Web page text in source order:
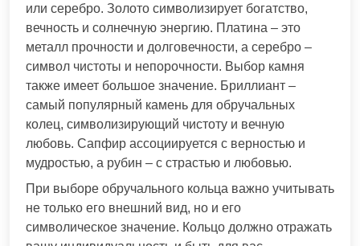
или серебро. Золото символизирует богатство,
вечность и солнечную энергию. Платина – это
металл прочности и долговечности, а серебро –
символ чистоты и непорочности. Выбор камня
также имеет большое значение. Бриллиант –
самый популярный камень для обручальных
колец, символизирующий чистоту и вечную
любовь. Сапфир ассоциируется с верностью и
мудростью, а рубин – с страстью и любовью.
При выборе обручального кольца важно учитывать
не только его внешний вид, но и его
символическое значение. Кольцо должно отражать